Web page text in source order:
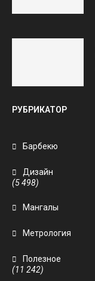
РУБРИКАТОР
Барбекю
Дизайн
(5 498)
Мангалы
Метрология
Полезное
(11 242)